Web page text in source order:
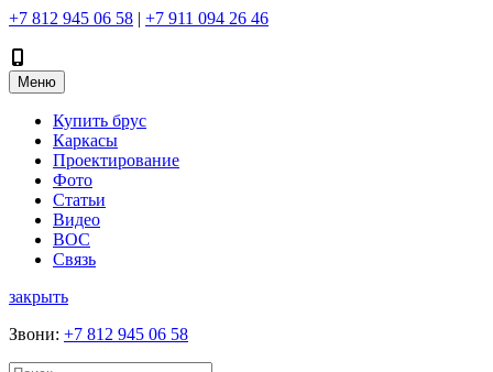
+7 812 945 06 58 | +7 911 094 26 46
Меню
Купить брус
Каркасы
Проектирование
Фото
Статьи
Видео
ВОС
Связь
закрыть
Звони: +7 812 945 06 58